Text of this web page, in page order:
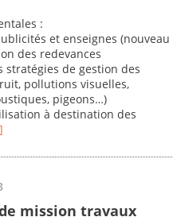
:
et enseignes (nouveau
des redevances
stratégies de gestion des
pollutions visuelles,
pigeons…)
à destination des
mission travaux